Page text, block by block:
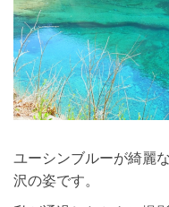
ユーシンブルーが綺麗
沢の姿です。